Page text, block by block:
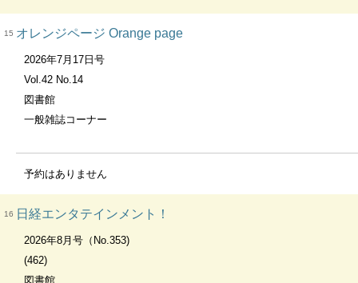
15 オレンジページ Orange page
2026年7月17日号
Vol.42 No.14
図書館
一般雑誌コーナー
予約はありません
16 日経エンタテインメント！
2026年8月号（No.353)
(462)
図書館